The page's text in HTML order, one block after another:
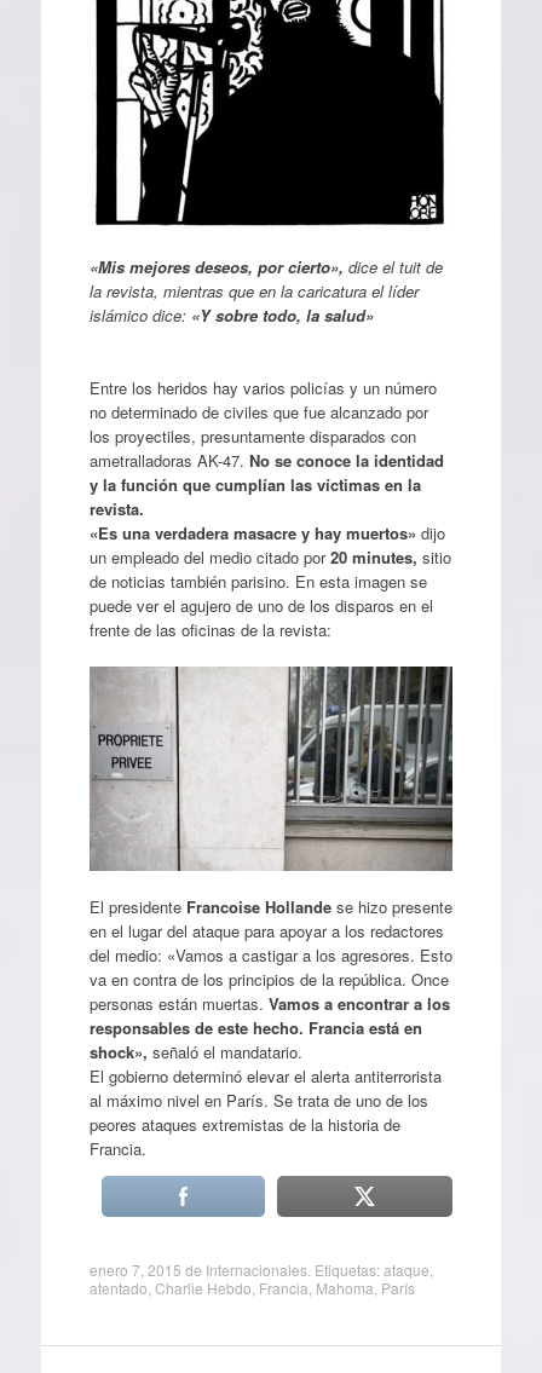
«Mis mejores deseos, por cierto», dice el tuit de
la revista, mientras que en la caricatura el líder
islámico dice: «Y sobre todo, la salud»
Entre los heridos hay varios policías y un número
no determinado de civiles que fue alcanzado por
los proyectiles, presuntamente disparados con
ametralladoras AK-47. No se conoce la identidad
y la función que cumplían las víctimas en la
revista.
«Es una verdadera masacre y hay muertos» dijo
un empleado del medio citado por20 minutes, sitio
de noticias también parisino. En esta imagen se
puede ver el agujero de uno de los disparos en el
frente de las oficinas de la revista:
El presidente Francoise Hollande se hizo presente
en el lugar del ataque para apoyar a los redactores
del medio: «Vamos a castigar a los agresores. Esto
va en contra de los principios de la república. Once
personas están muertas. Vamos a encontrar a los
responsables de este hecho. Francia está en
shock», señaló el mandatario.
El gobierno determinó elevar el alerta antiterrorista
al máximo nivel en París. Se trata de uno de los
peores ataques extremistas de la historia de
Francia.
enero 7, 2015 de Internacionales. Etiquetas:ataque
atentado Charlie Hebdo Francia Mahoma París